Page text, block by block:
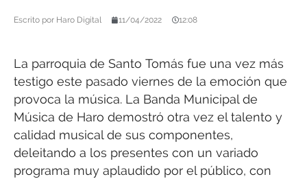
Escrito por Haro Digital 11/04/2022 12:08
La parroquia de Santo Tomás fue una vez más
testigo este pasado viernes de la emoción que
provoca la música. La Banda Municipal de
Música de Haro demostró otra vez el talento y
calidad musical de sus componentes,
deleitando a los presentes con un variado
programa muy aplaudido por el público, con